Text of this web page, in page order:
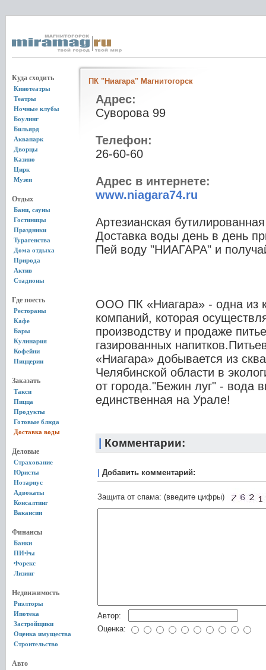
Куда сходить
Кинотеатры
Театры
Ночные клубы
Боулинг
Бильярд
Аквапарк
Дворцы
Казино
Цирк
Музеи
Отдых
Бани, сауны
Гостиницы
Праздники
Турагенства
Дома отдыха
Природа
Актив
Стадионы
Где поесть
Рестораны
Кафе
Бары
Кулинария
Кофейни
Пиццерии
Заказать
Такси
Пицца
Продукты
Готовые блюда
Доставка воды
Деловые
Страхование
Юристы
Нотариус
Адвокаты
Консалтинг
Вакансии
Финансы
Банки
ПИФы
Форекс
Лизинг
Недвижимость
Риэлторы
Ипотека
Застройщики
Оценка имущества
Строительство
Авто
ПК "Ниагара" Магнитогорск
Адрес:
Суворова 99
Телефон:
26-60-60
Адрес в интернете:
www.niagara74.ru
Артезианская
Доставка воды день в день
Пей воду "НИАГАРА" и
ООО ПК «Ниагара» - одна из
компаний, которая
производству и продаже
газированных
«Ниагара» добывается из
Челябинской области в
от города."Бежин луг" - вода
единственная на Урале!
Комментарии:
Добавить комментарий:
Защита от спама: (введите цифры)
Автор:
Оценка: